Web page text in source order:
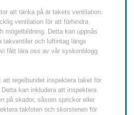
att tänka på är takets ventilation.
ventilation för att förhindra
mögelbildning. Detta kan uppnås
takventiler och luftintag längs
fått lära oss av vår syskonblogg
att regelbundet inspektera taket för
kan inkludera att inspektera
på skador, såsom sprickor eller
takfoten och skorstenen för